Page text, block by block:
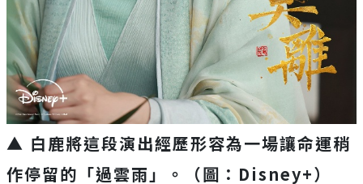
▲ 白鹿將這段演出經歷形容為一場讓命運稍
作停留的「過雲雨」。（圖：Disney+）